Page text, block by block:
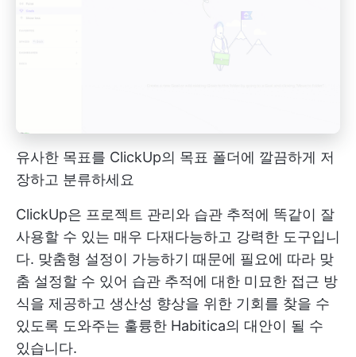
유사한 목표를 ClickUp의 목표 폴더에 깔끔하게 저
장하고 분류하세요
ClickUp은 프로젝트 관리와 습관 추적에 똑같이 잘
사용할 수 있는 매우 다재다능하고 강력한 도구입니
다. 맞춤형 설정이 가능하기 때문에 필요에 따라 맞
춤 설정할 수 있어 습관 추적에 대한 미묘한 접근 방
식을 제공하고 생산성 향상을 위한 기회를 찾을 수
있도록 도와주는 훌륭한 Habitica의 대안이 될 수
있습니다.